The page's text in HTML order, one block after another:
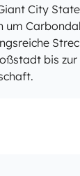
City
um
bis